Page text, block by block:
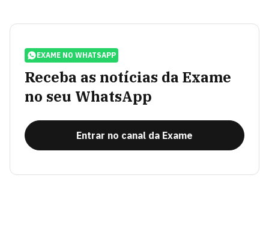
EXAME NO WHATSAPP
Receba as notícias da Exame
no seu WhatsApp
Entrar no canal da Exame